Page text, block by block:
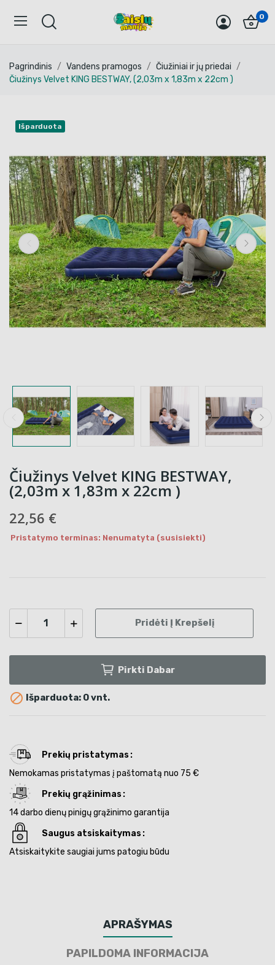
0
Pagrindinis Vandens pramogos
Čiužiniai ir jų priedai
Čiužinys Velvet KING BESTWAY, (2,03m x 1,83m x 22cm )
Išparduota
Čiužinys Velvet KING BESTWAY,
(2,03m x 1,83m x 22cm )
22,56 €
Pristatymo terminas: Nenumatyta (susisiekti)
Pridėti Į Krepšelį
Pirkti Dabar
 Išparduota: 0 vnt.
Prekių pristatymas
Nemokamas pristatymas į paštomatą nuo 75 €
Prekių grąžinimas
14 darbo dienų pinigų grąžinimo garantija
Saugus atsiskaitymas
Atsiskaitykite saugiai jums patogiu būdu
APRAŠYMAS
PAPILDOMA INFORMACIJA